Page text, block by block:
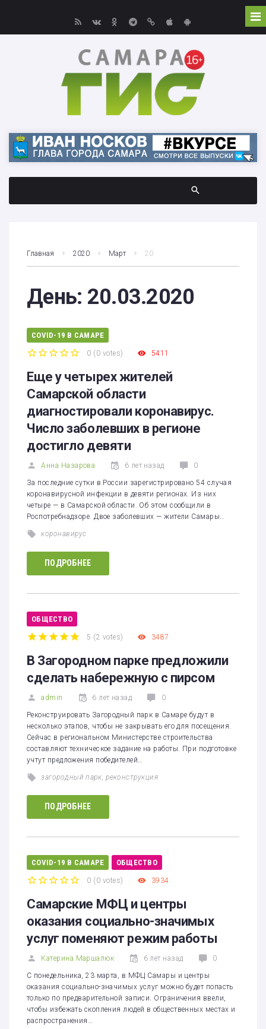
Главная 2020 Март 20
День: 20.03.2020
COVID-19 В САМАРЕ
0 (0 votes) 5411
Еще у четырех жителей
Самарской области
диагностировали коронавирус.
Число заболевших в регионе
достигло девяти
Анна Назарова 6 лет назад 0
За последние сутки в России зарегистрировано 54 случая
коронавирусной инфекции в девяти регионах. Из них
четыре — в Самарской области. Об этом сообщили в
Роспотребнадзоре. Двое заболевших — жители Самары…
коронавирус
ПОДРОБНЕЕ
ОБЩЕСТВО
5 (2 votes) 3487
В Загородном парке предложили
сделать набережную с пирсом
admin 6 лет назад 0
Реконструировать Загородный парк в Самаре будут в
несколько этапов, чтобы не закрывать его для посещения.
Сейчас в региональном Министерстве строительства
составляют техническое задание на работы. При подготовке
учтут предложения победителей…
загородный парк ,реконструкция
ПОДРОБНЕЕ
COVID-19 В САМАРЕ ОБЩЕСТВО
0 (0 votes) 3934
Самарские МФЦ и центры
оказания социально-значимых
услуг поменяют режим работы
Катерина Маршалюк 6 лет назад 0
С понедельника, 23 марта, в МФЦ Самары и центры
оказания социально-значимых услуг можно будет попасть
только по предварительной записи. Ограничения ввели,
чтобы избежать скопления людей в общественных местах и
распространения…